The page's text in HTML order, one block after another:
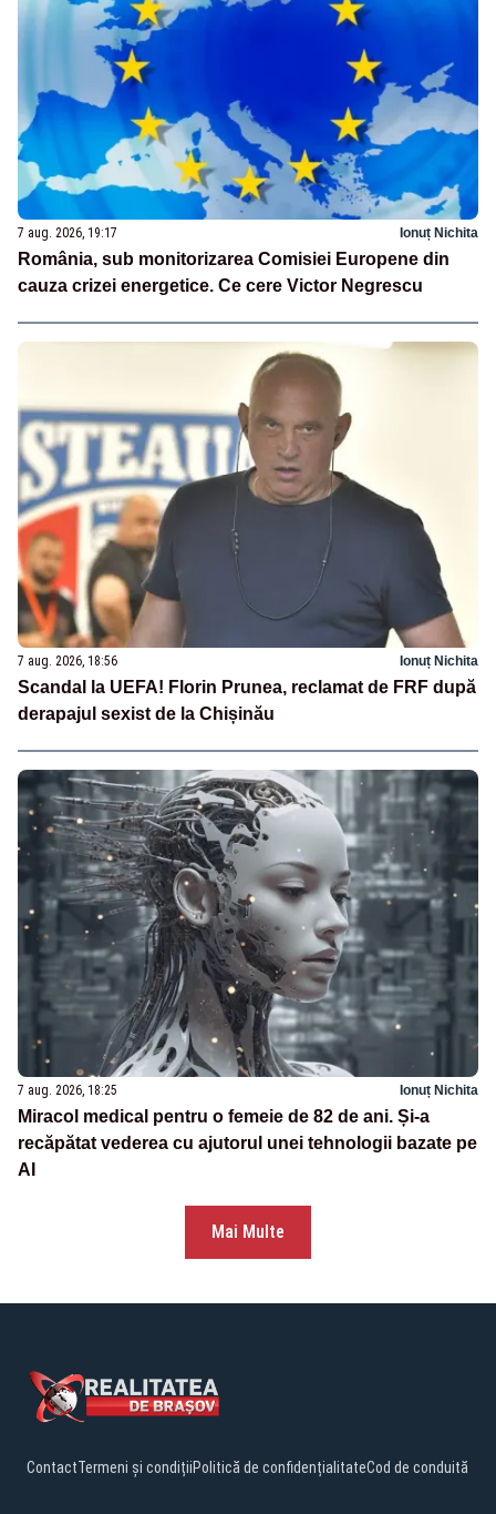
7 aug. 2026, 19:17 Ionuț Nichita
România, sub monitorizarea Comisiei Europene din
cauza crizei energetice. Ce cere Victor Negrescu
7 aug. 2026, 18:56 Ionuț Nichita
Scandal la UEFA! Florin Prunea, reclamat de FRF după
derapajul sexist de la Chișinău
7 aug. 2026, 18:25 Ionuț Nichita
Miracol medical pentru o femeie de 82 de ani. Și-a
recăpătat vederea cu ajutorul unei tehnologii bazate pe
AI
Mai Multe
ContactTermeni și condițiiPolitică de confidențialitateCod de conduită